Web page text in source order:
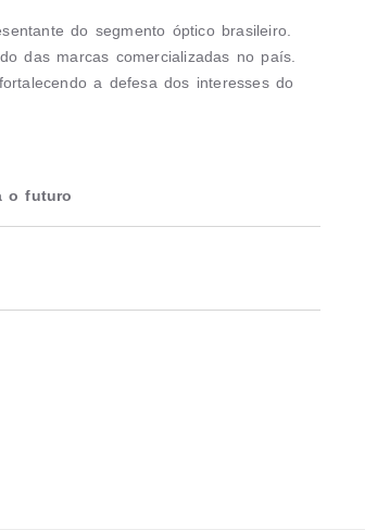
do segmento óptico brasileiro.
das marcas comercializadas no país.
a defesa dos interesses do
o futuro